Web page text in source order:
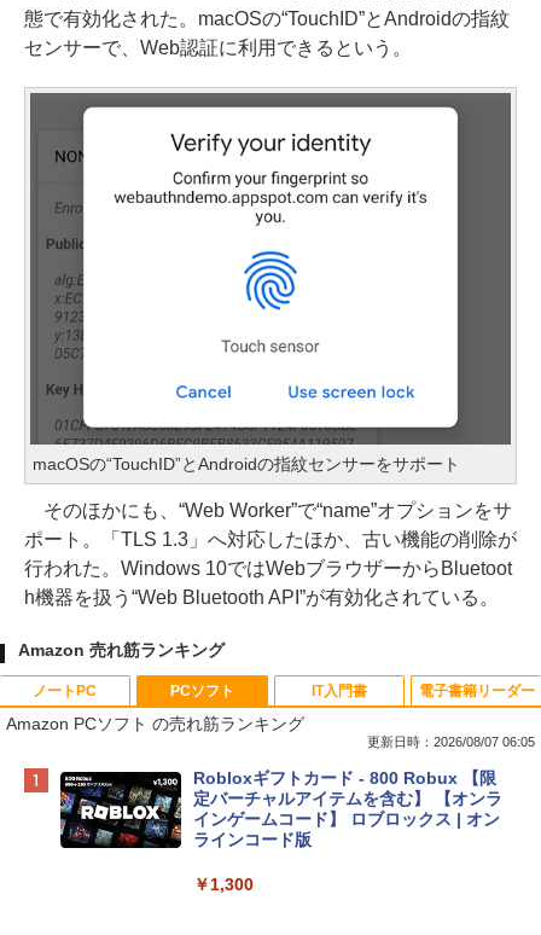
態で有効化された。macOSの“TouchID”とAndroidの指紋
センサーで、Web認証に利用できるという。
macOSの“TouchID”とAndroidの指紋センサーをサポート
そのほかにも、“Web Worker”で“name”オプションをサ
ポート。「TLS 1.3」へ対応したほか、古い機能の削除が
行われた。Windows 10ではWebブラウザーからBluetoot
h機器を扱う“Web Bluetooth API”が有効化されている。
Amazon 売れ筋ランキング
ノートPC
Apple 2026 MacBook Neo A18 Proチッ
プ搭載13インチノートブック：AIとAppl
e Intelligence、Liquid Retinaディスプ
レイ、8GBメモリ、512GB SSD、1080p
ィゴ + 3年延長 AppleCare+ for 13インチ
PCソフト
Amazon PCソフト の売れ筋ランキング
更新日時：2026/08/07 06:05
Robloxギフトカード - 800 Robux 【限
定バーチャルアイテムを含む】 【オンラ
インゲームコード】 ロブロックス | オン
ラインコード版
￥1,300
IT入門書 電子書籍リーダー